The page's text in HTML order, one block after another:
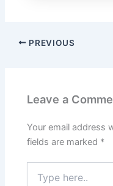
PREVIOUS
Leave a
Your email address
fields are marked *
here..